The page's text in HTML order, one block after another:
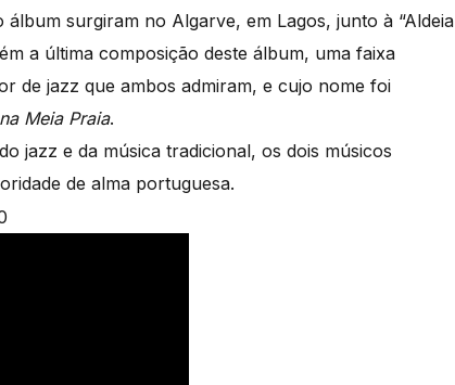
surgiram no Algarve, em Lagos, junto à “Aldeia
a última composição deste álbum, uma faixa
de jazz que ambos admiram, e cujo nome foi
Meia Praia.
jazz e da música tradicional, os dois músicos
de alma portuguesa.